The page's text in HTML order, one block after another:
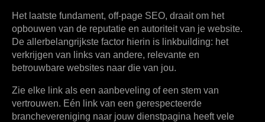
Het laatste fundament, off-page SEO, draait om het
opbouwen van de reputatie en autoriteit van je website.
De allerbelangrijkste factor hierin is linkbuilding: het
verkrijgen van links van andere, relevante en
betrouwbare websites naar die van jou.
Zie elke link als een aanbeveling of een stem van
vertrouwen. Eén link van een gerespecteerde
branchevereniging naar jouw dienstpagina heeft vele